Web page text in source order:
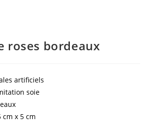
roses bordeaux
artificiels
soie
cm x 5 cm